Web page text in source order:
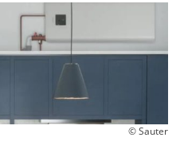
© Sauter